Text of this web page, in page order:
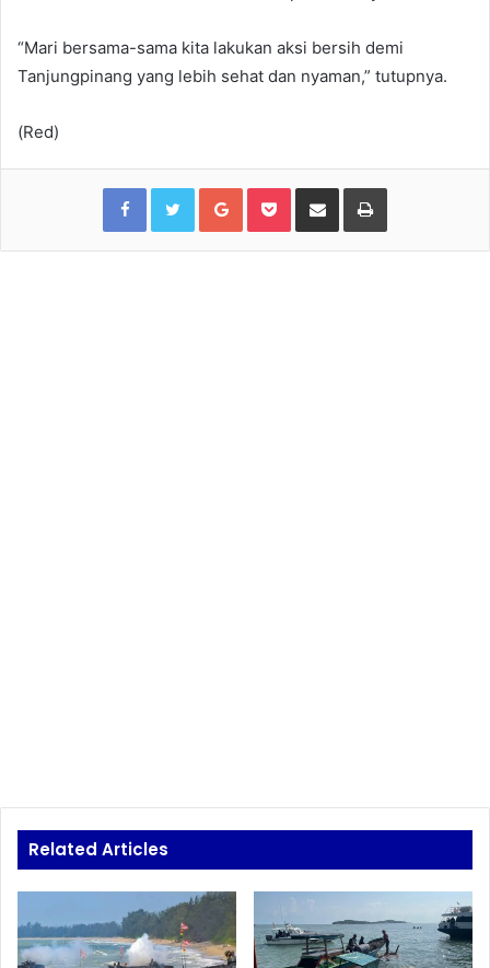
“Mari bersama-sama kita lakukan aksi bersih demi
Tanjungpinang yang lebih sehat dan nyaman,” tutupnya.
(Red)
FacebookTwitterGoogle+PocketShare via Email Print
Related Articles